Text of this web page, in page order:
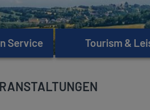
Service Tourism &